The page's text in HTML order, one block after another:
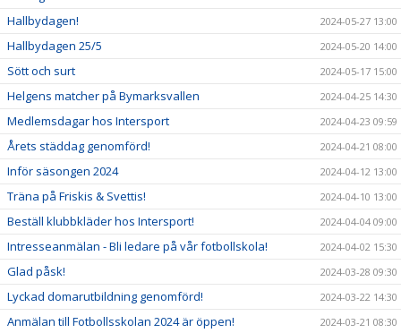
Hallbydagen! 2024-05-27 13:00
Hallbydagen 25/5 2024-05-20 14:00
Sött och surt 2024-05-17 15:00
Helgens matcher på Bymarksvallen 2024-04-25 14:30
Medlemsdagar hos Intersport 2024-04-23 09:59
Årets städdag genomförd! 2024-04-21 08:00
Inför säsongen 2024 2024-04-12 13:00
Träna på Friskis & Svettis! 2024-04-10 13:00
Beställ klubbkläder hos Intersport! 2024-04-04 09:00
Intresseanmälan - Bli ledare på vår fotbollskola! 2024-04-02 15:30
Glad påsk! 2024-03-28 09:30
Lyckad domarutbildning genomförd! 2024-03-22 14:30
Anmälan till Fotbollsskolan 2024 är öppen! 2024-03-21 08:30